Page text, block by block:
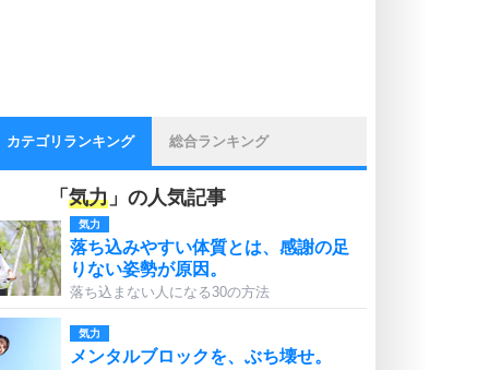
カテゴリランキング 総合ランキング
「 気力 」の人気記事
気力
落ち込みやすい体質とは、感謝の足
りない姿勢が原因。
落ち込まない人になる30の方法
気力
メンタルブロックを、ぶち壊せ。